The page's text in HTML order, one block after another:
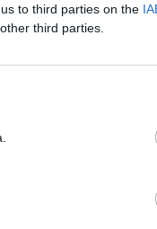
to third parties on the
third parties.
της
τις
τα
«Μόνο αυτός